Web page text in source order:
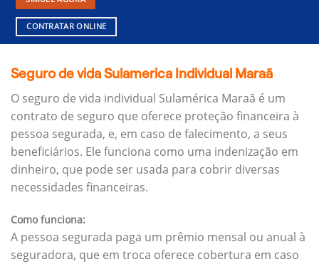
CONTRATAR ONLINE
Seguro de vida Sulamerica Individual Maraã
O seguro de vida individual Sulamérica Maraã é um
contrato de seguro que oferece proteção financeira à
pessoa segurada, e, em caso de falecimento, a seus
beneficiários. Ele funciona como uma indenização em
dinheiro, que pode ser usada para cobrir diversas
necessidades financeiras.
Como funciona:
A pessoa segurada paga um prêmio mensal ou anual à
seguradora, que em troca oferece cobertura em caso